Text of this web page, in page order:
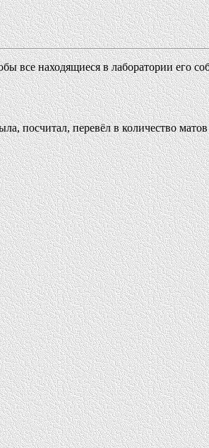
все находящиеся в лаборатории его
посчитал, перевёл в количество матов